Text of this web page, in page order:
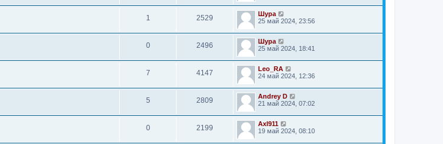
1 2529
Шура
25 май 2024, 23:56
0 2496
Шура
25 май 2024, 18:41
7 4147
Leo_RA
24 май 2024, 12:36
5 2809
Andrey D
21 май 2024, 07:02
0 2199
Axl911
19 май 2024, 08:10